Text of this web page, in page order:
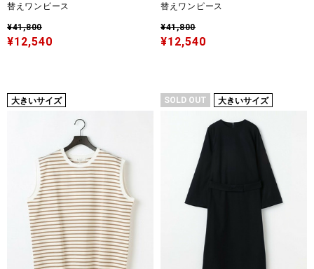
替えワンピース
¥41,800
¥12,540
替えワンピース
¥41,800
¥12,540
大きいサイズ SOLD OUT 大きいサイズ